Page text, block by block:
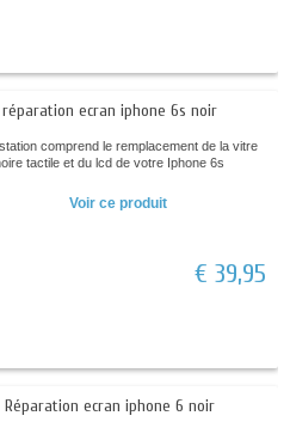
réparation ecran iphone 6s noir
comprend le remplacement de la vitre
tactile et du lcd de votre Iphone 6s
Voir ce produit
€ 39,95
Réparation ecran iphone 6 noir